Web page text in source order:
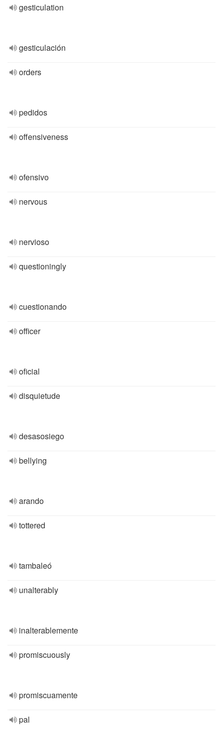
gesticulation
gesticulación
orders
pedidos
offensiveness
ofensivo
nervous
nervioso
questioningly
cuestionando
officer
oficial
disquietude
desasosiego
bellying
arando
tottered
tambaleó
unalterably
inalterablemente
promiscuously
promiscuamente
pal